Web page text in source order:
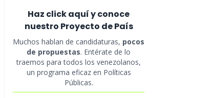
Haz click aquí y conoce
nuestro Proyecto de País
Muchos hablan de candidaturas, pocos
de propuestas. Entérate de lo
traemos para todos los venezolanos,
un programa eficaz en Políticas
Públicas.